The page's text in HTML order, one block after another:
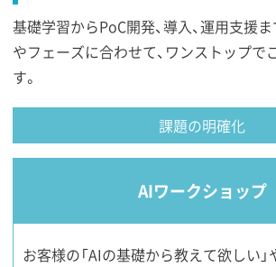
基礎学習からPoC開発、導入、運用支援
やフェーズに合わせて、ワンストップで
す。
課題の明確化
AIワークショップ
お客様の「AIの基礎から教えて欲しい」